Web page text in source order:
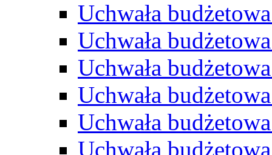
Uchwała
Uchwała
Uchwała
Uchwała
Uchwała
Uchwała